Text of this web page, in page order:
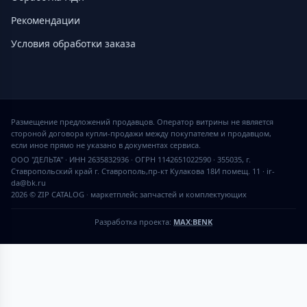
Рекомендации
Условия обработки заказа
2026 © ZIP CATALOG · маркетплейс запчастей и комплектующих
Размещение предложений продавцов. Оператор витрины не является
стороной договора купли-продажи между покупателем и продавцом,
если иное прямо не указано в документах сервиса.
ООО "ДЕЛЬТА" · ИНН 2635832936 · ОГРН 1142651022590 · 355035, г.
Ставропольский край г. Ставрополь,пр-кт Кулакова 18И помещ. 11 · ir-
da@bk.ru
Разработка проекта: MAX:BENK